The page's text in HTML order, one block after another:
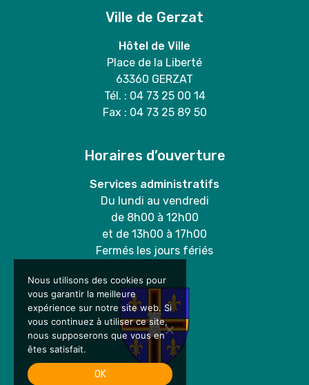
Ville de Gerzat
Hôtel de Ville
Place de la Liberté
63360 GERZAT
Tél. : 04 73 25 00 14
Fax : 04 73 25 89 50
Horaires d’ouverture
Services administratifs
Du lundi au vendredi
de 8h00 à 12h00
et de 13h00 à 17h00
Fermés les jours fériés
Nous utilisons des cookies pour
vous garantir la meilleure
expérience sur notre site web. Si
vous continuez à utiliser ce site,
nous supposerons que vous en
êtes satisfait.
OK